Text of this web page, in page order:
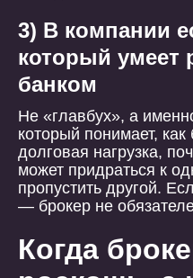
3) В компании
который умеет
банком
Не «главбух», а
который понимает, как
долговая нагрузка,
может придраться к
пропустить другой.
— брокер не
Когда